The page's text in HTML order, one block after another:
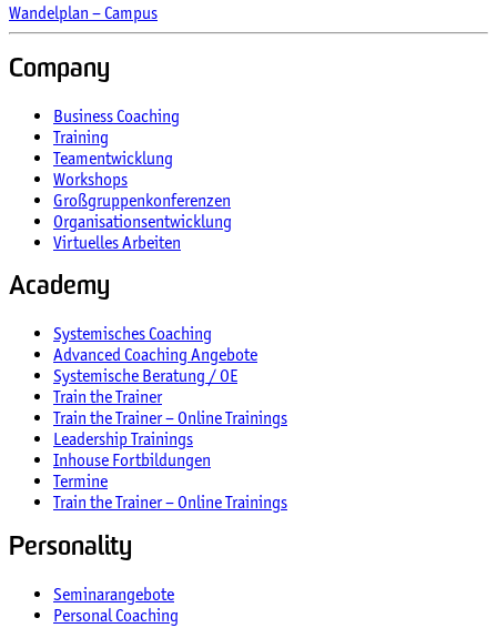
Wandelplan – Campus
Company
Business Coaching
Training
Teamentwicklung
Workshops
Großgruppenkonferenzen
Organisationsentwicklung
Virtuelles Arbeiten
Academy
Systemisches Coaching
Advanced Coaching Angebote
Systemische Beratung / OE
Train the Trainer
Train the Trainer – Online Trainings
Leadership Trainings
Inhouse Fortbildungen
Termine
Train the Trainer – Online Trainings
Personality
Seminarangebote
Personal Coaching